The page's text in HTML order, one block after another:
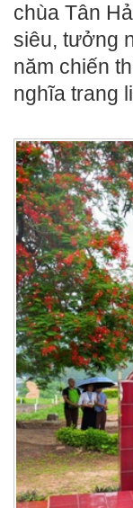
chùa Tân
siêu, tưởng
năm chiến
nghĩa trang